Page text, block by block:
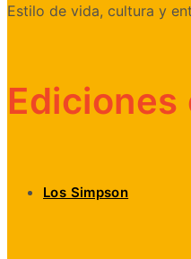
Estilo de vida, cultura y
Los Simpson